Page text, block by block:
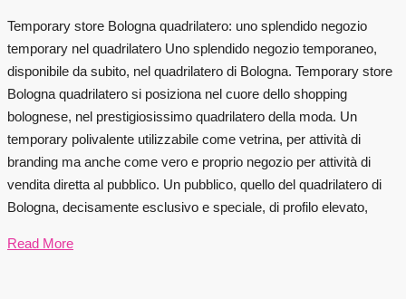
Temporary store Bologna quadrilatero: uno splendido negozio
temporary nel quadrilatero Uno splendido negozio temporaneo,
disponibile da subito, nel quadrilatero di Bologna. Temporary store
Bologna quadrilatero si posiziona nel cuore dello shopping
bolognese, nel prestigiosissimo quadrilatero della moda. Un
temporary polivalente utilizzabile come vetrina, per attività di
branding ma anche come vero e proprio negozio per attività di
vendita diretta al pubblico. Un pubblico, quello del quadrilatero di
Bologna, decisamente esclusivo e speciale, di profilo elevato,
Read More